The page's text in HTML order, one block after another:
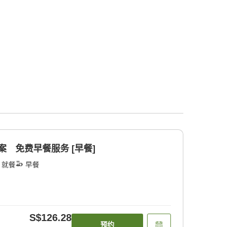
免费早餐服务 [早餐]
就餐 早餐
S$126.28
预约